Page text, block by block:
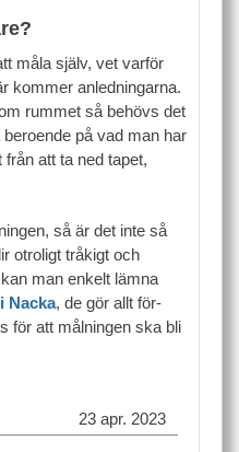
måla själv, vet varför
kommer anledningarna.
rummet så behövs det
på vad man har
att ta ned tapet,
så är det inte så
otroligt tråkigt och
man enkelt lämna
Nacka, de gör allt för-
för att målningen ska bli
23 apr. 2023